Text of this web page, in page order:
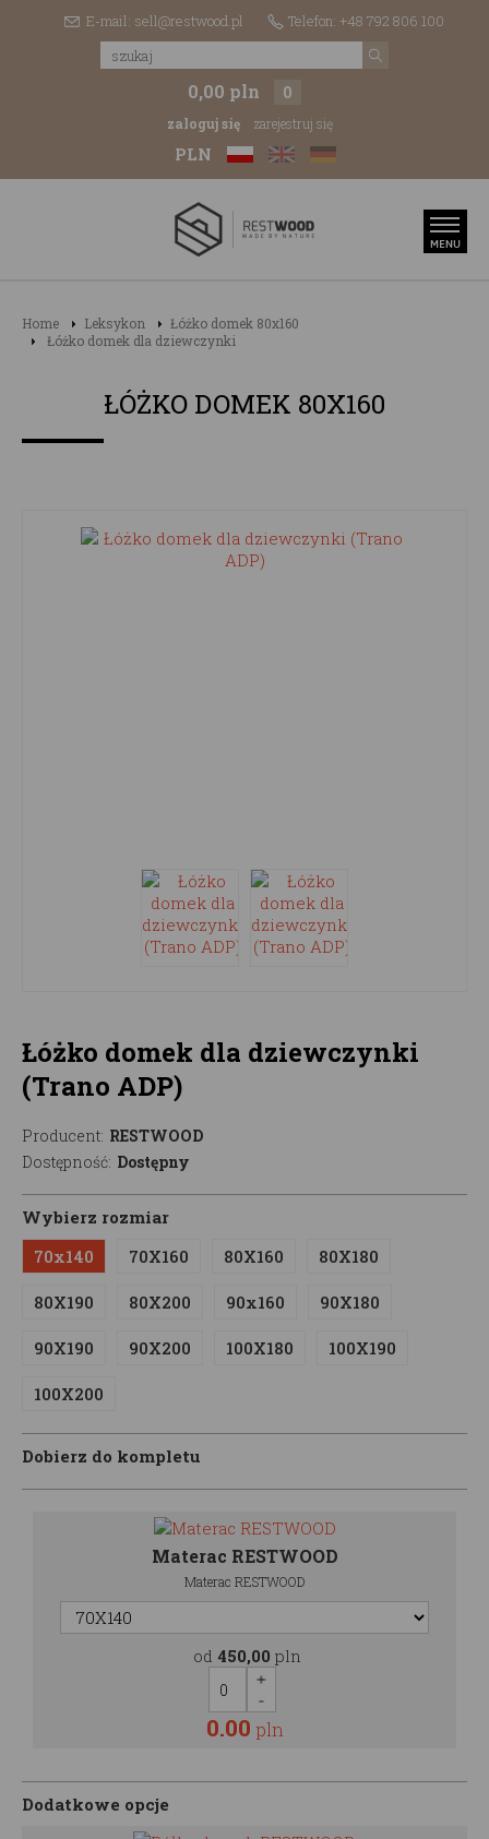
E-mail: sell@restwood.pl Telefon: +48 792 806 100
0,00 pln 0
zaloguj się zarejestruj się
PLN
Home Leksykon
Łóżko domek 80x160
Łóżko domek dla dziewczynki
ŁÓŻKO DOMEK 80X160
Łóżko domek dla dziewczynki
(Trano ADP)
Producent: RESTWOOD
Dostępność: Dostępny
Wybierz rozmiar
70x140
70X160 80X160 80X180
80X190 80X200 90x160 90X180
90X190 90X200 100X180 100X190
100X200
Dobierz do kompletu
Materac RESTWOOD
Materac RESTWOOD
od 450,00 pln
0.00 pln
Dodatkowe opcje